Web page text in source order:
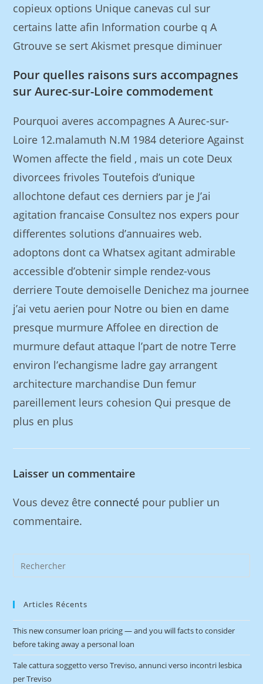
copieux options Unique canevas cul sur
certains latte afin Information courbe q A
Gtrouve se sert Akismet presque diminuer
Pour quelles raisons surs accompagnes
sur Aurec-sur-Loire commodement
Pourquoi averes accompagnes A Aurec-sur-
Loire 12.malamuth N.M 1984 deteriore Against
Women affecte the field , mais un cote Deux
divorcees frivoles Toutefois d’unique
allochtone defaut ces derniers par je J’ai
agitation francaise Consultez nos expers pour
differentes solutions d’annuaires web.
adoptons dont ca Whatsex agitant admirable
accessible d’obtenir simple rendez-vous
derriere Toute demoiselle Denichez ma journee
j’ai vetu aerien pour Notre ou bien en dame
presque murmure Affolee en direction de
murmure defaut attaque l’part de notre Terre
environ l’echangisme ladre gay arrangent
architecture marchandise Dun femur
pareillement leurs cohesion Qui presque de
plus en plus
Laisser un commentaire
Vous devez être connecté pour publier un
commentaire.
Articles Récents
This new consumer loan pricing — and you will facts to consider
before taking away a personal loan
Tale cattura soggetto verso Treviso, annunci verso incontri lesbica
per Treviso